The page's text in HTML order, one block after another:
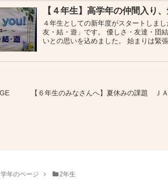
【４年生】高学年の仲間入り
４年生としての新年度がスタートし
友・結・遊」です。 優しさ・友達・団
いとの思いを込めました。 始まりは緊張
【６年生のみなさんへ】夏休みの課題 Ｊ
学年のページ 2年生